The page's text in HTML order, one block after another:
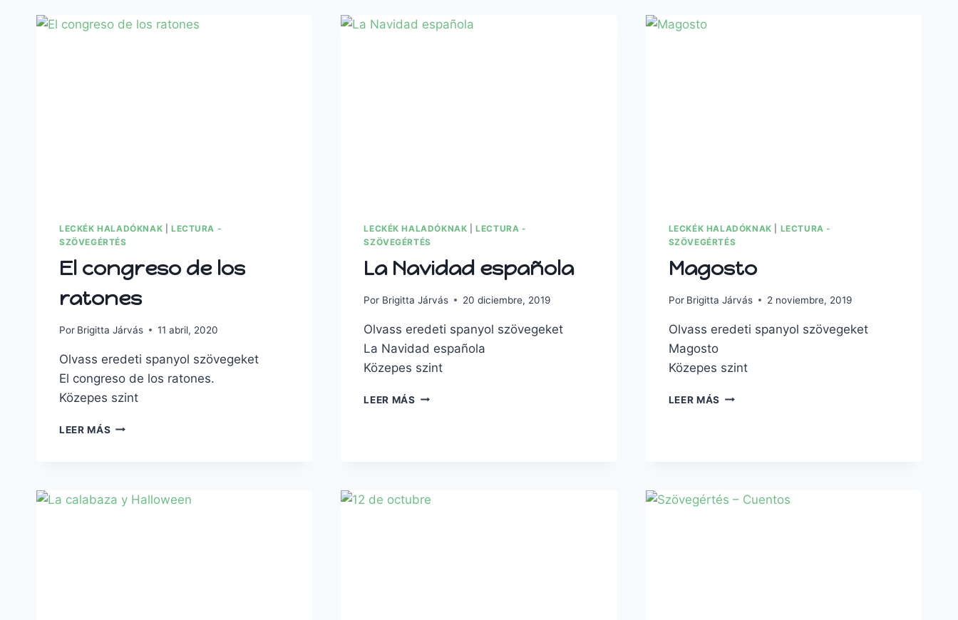
LECKÉK HALADÓKNAK
LECTURA -
SZÖVEGÉRTÉS
El congreso de los
ratones
Por Brigitta Járvás 11 abril, 2020
Olvass eredeti spanyol szövegeket
El congreso de los ratones.
Közepes szint
LEER MÁS
LECKÉK HALADÓKNAK |LECTURA -
SZÖVEGÉRTÉS
La Navidad española
Por Brigitta Járvás 20 diciembre, 2019
Olvass eredeti spanyol szövegeket
La Navidad española
Közepes szint
LEER MÁS
LECKÉK HALADÓKNAK
LECTURA -
SZÖVEGÉRTÉS
Magosto
Por Brigitta Járvás 2 noviembre, 2019
Olvass eredeti spanyol szövegeket
Magosto
Közepes szint
LEER MÁS